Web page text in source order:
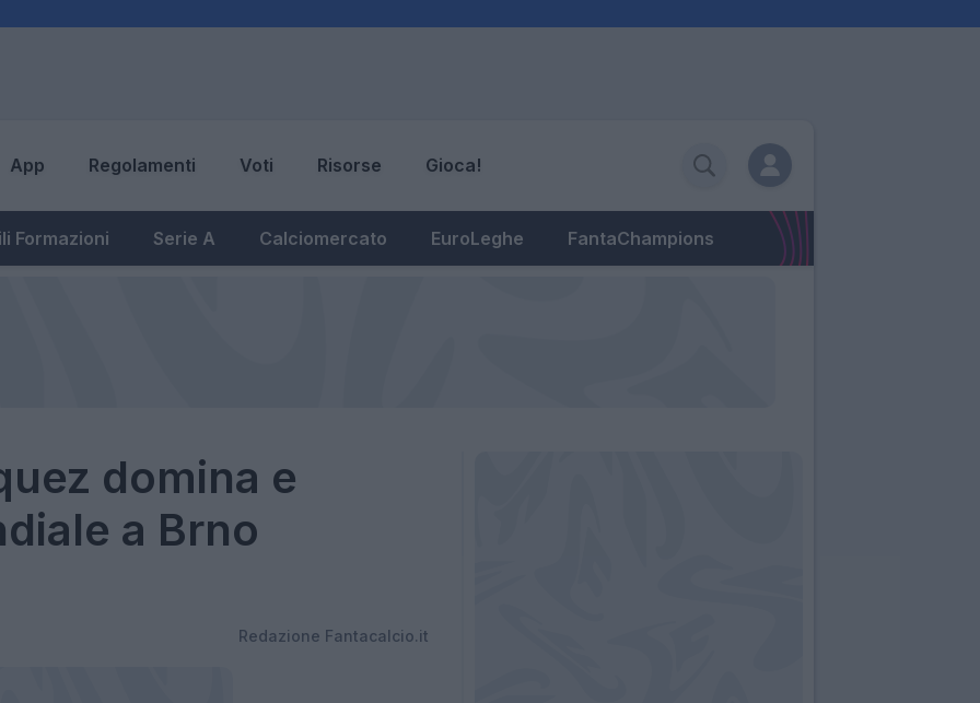
App Regolamenti Voti Risorse Gioca!
Formazioni Serie A Calciomercato EuroLeghe FantaChampions
domina e
a Brno
Redazione Fantacalcio.it